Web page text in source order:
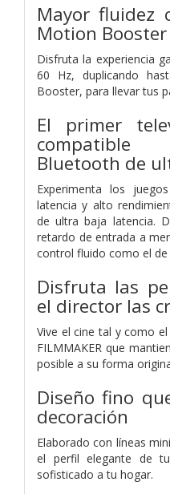
Mayor fluidez
Motion Booster
Disfruta la experiencia
60 Hz, duplicando
Booster, para llevar tus
El primer
Bluetooth de
Experimenta los
latencia y alto
de ultra baja latencia.
retardo de entrada a
control fluido como el
Disfruta las
el director las
Vive el cine tal y como
FILMMAKER que
posible a su forma
Diseño fino
decoración
Elaborado con líneas
el perfil elegante de
sofisticado a tu hogar.